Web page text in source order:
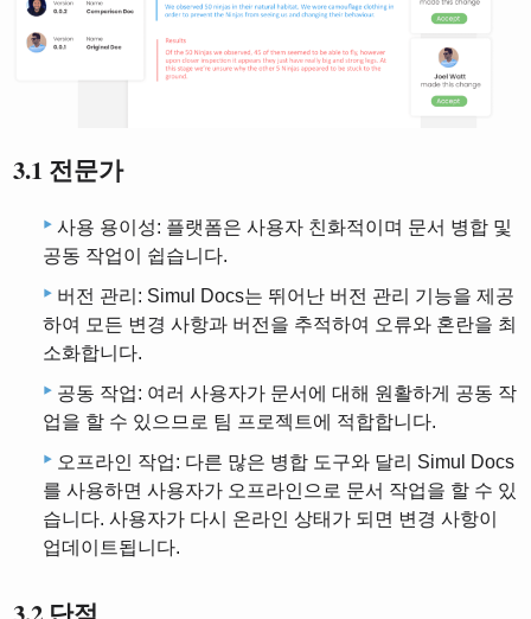
3.1 전문가
사용 용이성: 플랫폼은 사용자 친화적이며 문서 병합 및
공동 작업이 쉽습니다.
버전 관리: Simul Docs는 뛰어난 버전 관리 기능을 제공
하여 모든 변경 사항과 버전을 추적하여 오류와 혼란을 최
소화합니다.
공동 작업: 여러 사용자가 문서에 대해 원활하게 공동 작
업을 할 수 있으므로 팀 프로젝트에 적합합니다.
오프라인 작업: 다른 많은 병합 도구와 달리 Simul Docs
를 사용하면 사용자가 오프라인으로 문서 작업을 할 수 있
습니다. 사용자가 다시 온라인 상태가 되면 변경 사항이
업데이트됩니다.